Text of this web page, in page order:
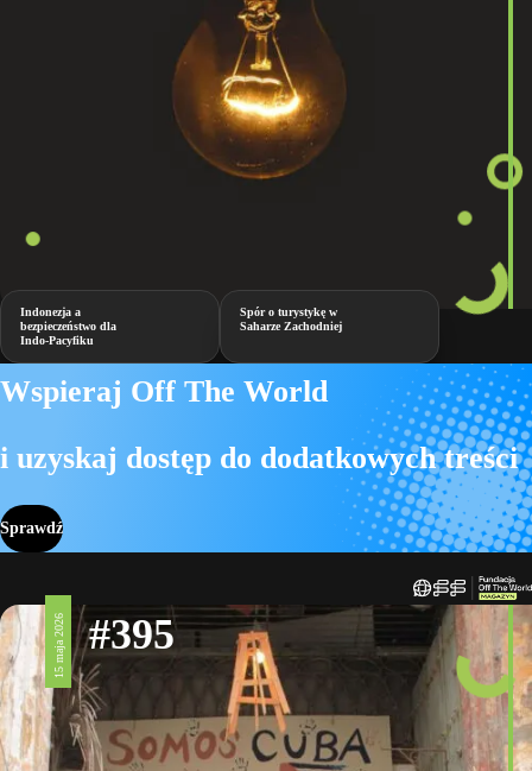
Indonezja a
bezpieczeństwo dla
Indo-Pacyfiku
Spór o turystykę w
Saharze Zachodniej
Wspieraj Off The World
i uzyskaj dostęp do dodatkowych treści
Sprawdź
15 maja 2026 #395